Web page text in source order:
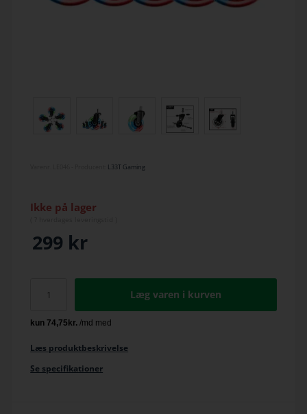
L33T Gaming
Ikke på lager
299 kr
Læg varen i kurven
Læs produktbeskrivelse
Se specifikationer